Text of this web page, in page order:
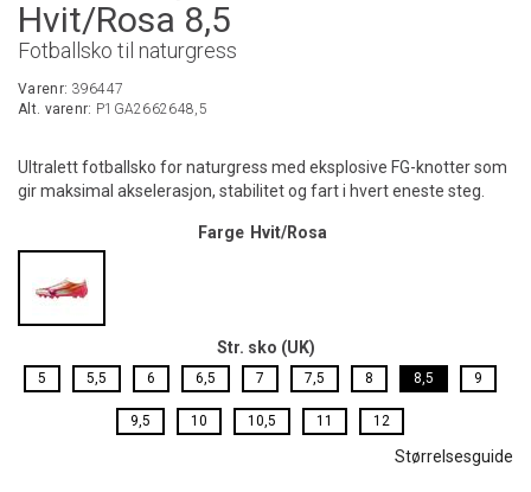
Hvit/Rosa 8,5
Fotballsko til naturgress
Varenr: 396447
Alt. varenr: P1GA2662648,5
Ultralett fotballsko for naturgress med eksplosive FG-knotter som
gir maksimal akselerasjon, stabilitet og fart i hvert eneste steg.
Farge Hvit/Rosa
Str. sko (UK)
5 5,5 6 6,5 7 7,5 8 8,5 9
9,5 10 10,5 11 12
Størrelsesguide